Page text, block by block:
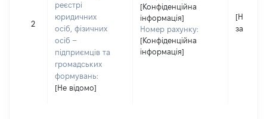
2
реєстрі
юридичних
осіб, фізичних
осіб –
підприємців та
громадських
формувань:
[Не відомо]
[Конфіденційна
інформація]
Номер рахунку:
[Конфіденційна
інформація]
[Не